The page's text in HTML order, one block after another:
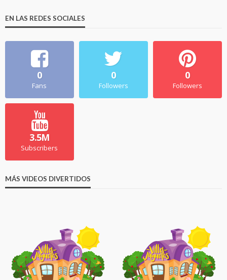
EN LAS REDES SOCIALES
0
Fans
0
Followers
0
Followers
3.5M
Subscribers
MÁS VIDEOS DIVERTIDOS